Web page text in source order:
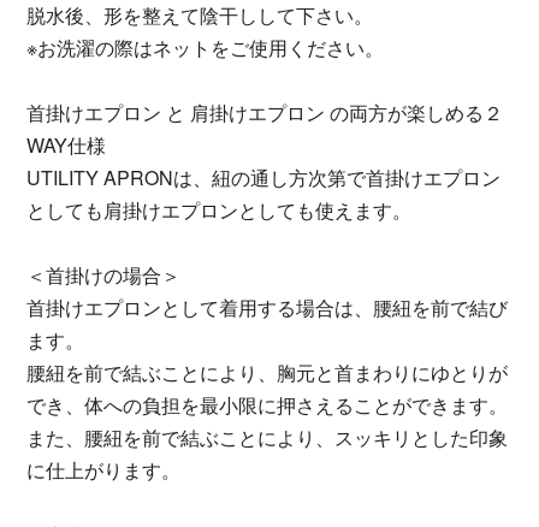
脱水後、形を整えて陰干しして下さい。
※お洗濯の際はネットをご使用ください。
首掛けエプロン と 肩掛けエプロン の両方が楽しめる２
WAY仕様
UTILITY APRONは、紐の通し方次第で首掛けエプロン
としても肩掛けエプロンとしても使えます。
＜首掛けの場合＞
首掛けエプロンとして着用する場合は、腰紐を前で結び
ます。
腰紐を前で結ぶことにより、胸元と首まわりにゆとりが
でき、体への負担を最小限に押さえることができます。
また、腰紐を前で結ぶことにより、スッキリとした印象
に仕上がります。